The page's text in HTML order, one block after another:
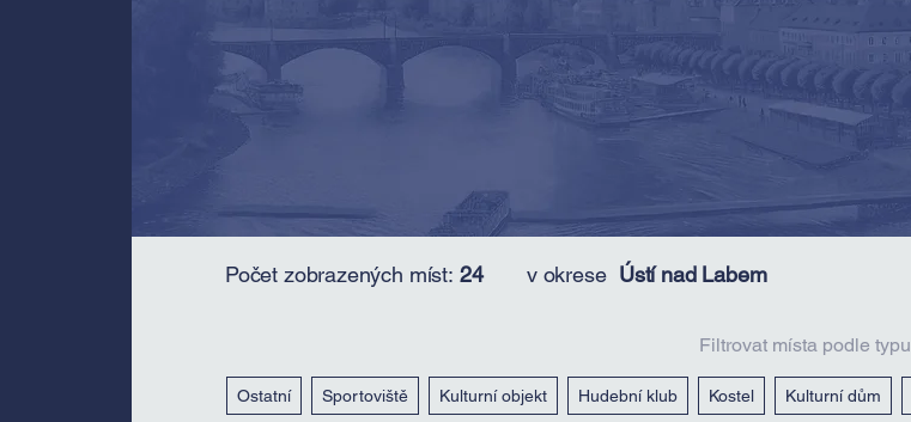
Počet zobrazených míst: 24 v okrese Ústí nad Labem
Filtrovat místa podle typu
Ostatní Sportoviště Kulturní objekt Hudební klub Kostel Kulturní dům